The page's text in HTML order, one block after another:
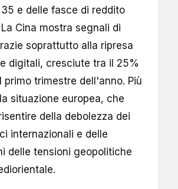
e delle fasce di reddito
Cina mostra segnali di
soprattutto alla ripresa
digitali, cresciute tra il 25%
primo trimestre dell'anno. Più
situazione europea, che
della debolezza dei
internazionali e delle
delle tensioni geopolitiche